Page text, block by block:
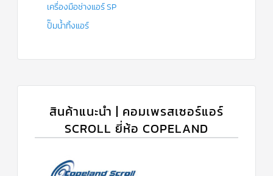
เครื่องมือช่างแอร์ SP
ปั๊มน้ำทิ้งแอร์
สินค้าแนะนำ | คอมเพรสเซอร์แอร์
SCROLL ยี่ห้อ COPELAND